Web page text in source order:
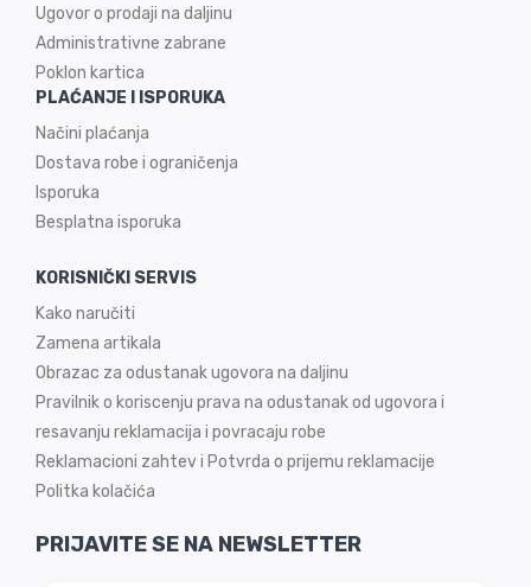
Ugovor o prodaji na daljinu
Administrativne zabrane
Poklon kartica
PLAĆANJE I ISPORUKA
Načini plaćanja
Dostava robe i ograničenja
Isporuka
Besplatna isporuka
KORISNIČKI SERVIS
Kako naručiti
Zamena artikala
Obrazac za odustanak ugovora na daljinu
Pravilnik o koriscenju prava na odustanak od ugovora i
resavanju reklamacija i povracaju robe
Reklamacioni zahtev i Potvrda o prijemu reklamacije
Politka kolačića
PRIJAVITE SE NA NEWSLETTER